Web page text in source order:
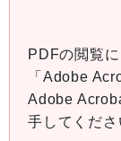
PDFの閲覧
「Adobe
Adobe
手してくださ